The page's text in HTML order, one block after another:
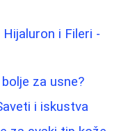
i Fileri -
za usne?
i iskustva